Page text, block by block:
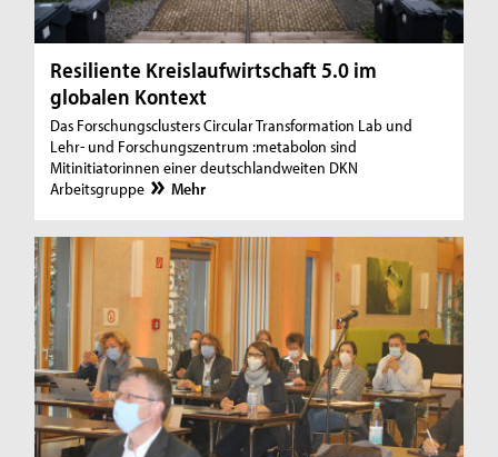
Resiliente Kreislaufwirtschaft 5.0 im
globalen Kontext
Das Forschungsclusters Circular Transformation Lab und
Lehr- und Forschungszentrum :metabolon sind
Mitinitiatorinnen einer deutschlandweiten DKN
Arbeitsgruppe
Mehr